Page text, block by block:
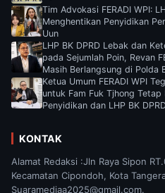
Tim Advokasi FERADI WPI:
Menghentikan Penyidikan
Uun
LHP BK DPRD Lebak dan
pada Sejumlah Poin, Revan
Masih Berlangsung di Polda
Ketua Umum FERADI WPI
untuk Fam Fuk Tjhong
Penyidikan dan LHP BK
KONTAK
Alamat Redaksi :Jln Raya Sipon
Kecamatan Cipondoh, Kota
Suaramediaa2025@gmail.com.